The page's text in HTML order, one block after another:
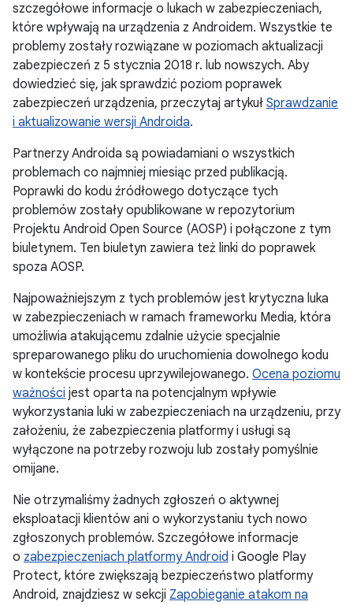
szczegółowe informacje o lukach w zabezpieczeniach,
które wpływają na urządzenia z Androidem. Wszystkie te
problemy zostały rozwiązane w poziomach aktualizacji
zabezpieczeń z 5 stycznia 2018 r. lub nowszych. Aby
dowiedzieć się, jak sprawdzić poziom poprawek
zabezpieczeń urządzenia, przeczytaj artykuł Sprawdzanie
i aktualizowanie wersji Androida.
Partnerzy Androida są powiadamiani o wszystkich
problemach co najmniej miesiąc przed publikacją.
Poprawki do kodu źródłowego dotyczące tych
problemów zostały opublikowane w repozytorium
Projektu Android Open Source (AOSP) i połączone z tym
biuletynem. Ten biuletyn zawiera też linki do poprawek
spoza AOSP.
Najpoważniejszym z tych problemów jest krytyczna luka
w zabezpieczeniach w ramach frameworku Media, która
umożliwia atakującemu zdalnie użycie specjalnie
spreparowanego pliku do uruchomienia dowolnego kodu
w kontekście procesu uprzywilejowanego. Ocena poziomu
ważności jest oparta na potencjalnym wpływie
wykorzystania luki w zabezpieczeniach na urządzeniu, przy
założeniu, że zabezpieczenia platformy i usługi są
wyłączone na potrzeby rozwoju lub zostały pomyślnie
omijane.
Nie otrzymaliśmy żadnych zgłoszeń o aktywnej
eksploatacji klientów ani o wykorzystaniu tych nowo
zgłoszonych problemów. Szczegółowe informacje
o zabezpieczeniach platformy Android i Google Play
Protect, które zwiększają bezpieczeństwo platformy
Android, znajdziesz w sekcji Zapobieganie atakom na